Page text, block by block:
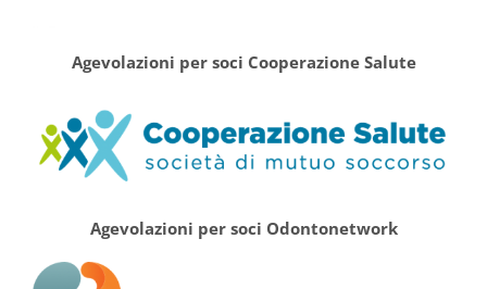
Agevolazioni per soci Cooperazione Salute
Agevolazioni per soci Odontonetwork